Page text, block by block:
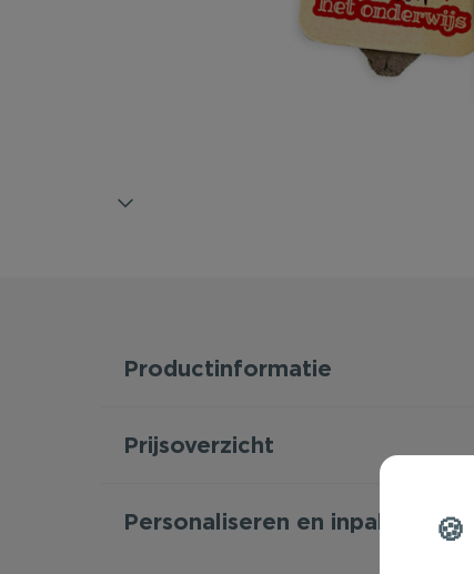
Productinformatie
Prijsoverzicht
Personaliseren en inpakken